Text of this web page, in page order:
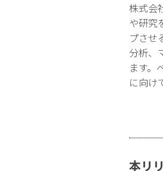
株式会
や研究
プさせ
分析、
ます。
に向け
本リ